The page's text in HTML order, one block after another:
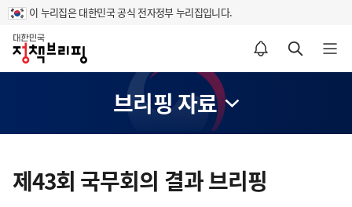
이 누리집은 대한민국 공식 전자정부 누리집입니다.
홈
알림설정 바로가기 검색 바로가기 메뉴 열기
브리핑 자료
텐
츠제43회 국무회의 결과 브리핑